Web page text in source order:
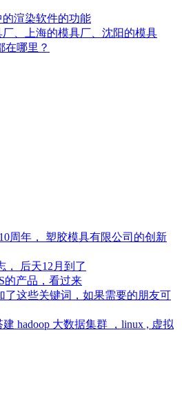
的渲染软件的功能
厂、上海的模具厂、沈阳的模具
在哪里？
周年， 塑胶模具有限公司的创新
， 后天12月到了
的产品，看过来
了这些关键词，如果需要的朋友可
hadoop 大数据集群 ，linux , 虚拟